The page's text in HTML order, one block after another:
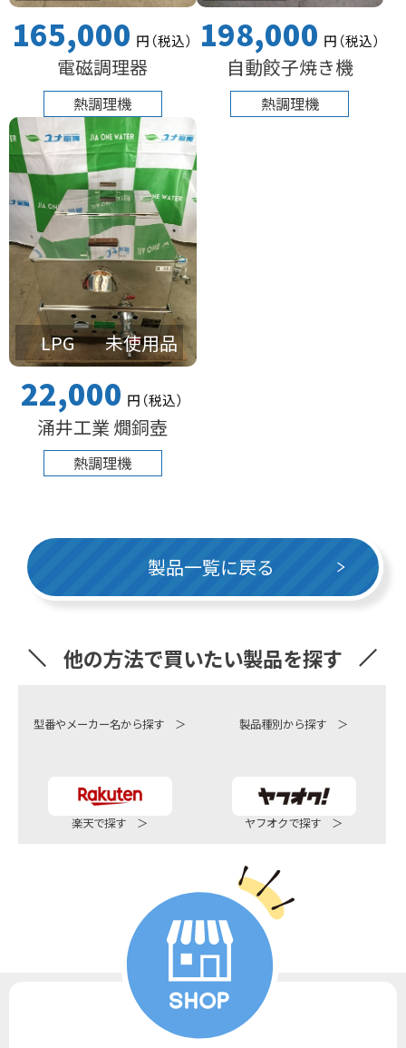
165,000 円（税込）
電磁調理器
熱調理機
198,000 円（税込）
自動餃子焼き機
熱調理機
未使用品
LPG
22,000 円（税込）
涌井工業 燗銅壺
熱調理機
製品一覧に戻る
他の方法で買いたい製品を探す
型番やメーカー名から探す ＞ 製品種別から探す ＞
楽天で探す ＞ ヤフオクで探す ＞